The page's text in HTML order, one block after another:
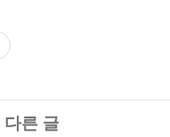
다른 글